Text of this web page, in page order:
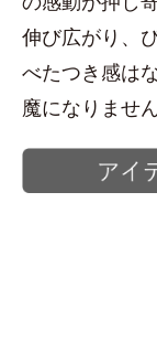
伸び広がり、
べたつき感は
魔になりません